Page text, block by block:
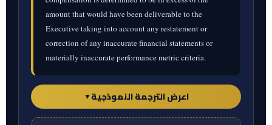
amount that would have been deliverable to the
Executive taking into account any restatement or
correction of any inaccurate financial statements or
materially inaccurate performance metric criteria.
اعرض الترجمة النموذجية▼